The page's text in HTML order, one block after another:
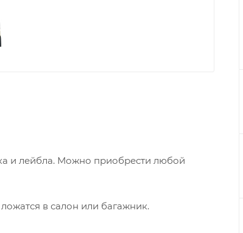
и лейбла. Можно приобрести любой
в салон или багажник.